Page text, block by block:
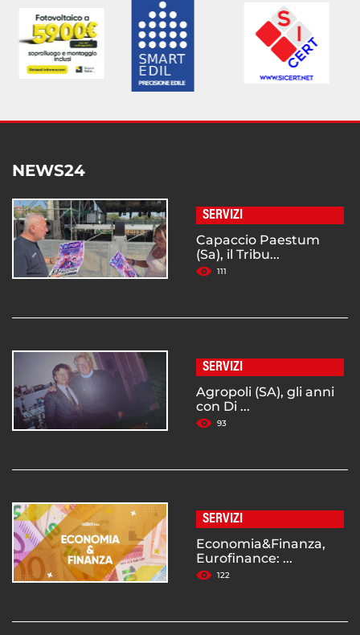
NEWS24
SERVIZI
Capaccio Paestum
(Sa), il Tribu...
111
SERVIZI
Agropoli (SA), gli anni
con Di ...
93
SERVIZI
Economia&Finanza,
Eurofinance: ...
122